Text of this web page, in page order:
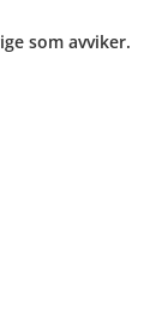
som avviker.